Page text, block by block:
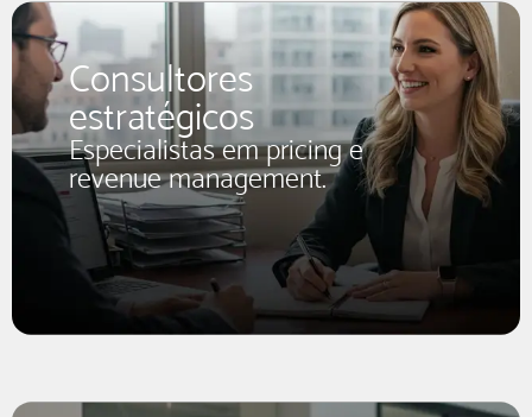
Consultores
estratégicos
Especialistas em pricing e
revenue management.